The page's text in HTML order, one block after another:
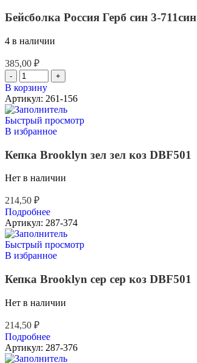
Бейсболка Россия Герб син 3-711син
4 в наличии
385,00 ₽
В корзину
Артикул: 261-156
Быстрый просмотр
В избранное
Кепка Brooklyn зел зел коз DBF501
Нет в наличии
214,50 ₽
Подробнее
Артикул: 287-374
Быстрый просмотр
В избранное
Кепка Brooklyn сер сер коз DBF501
Нет в наличии
214,50 ₽
Подробнее
Артикул: 287-376